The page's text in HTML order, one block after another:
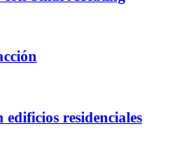
residenciales